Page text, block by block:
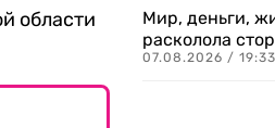
области
Мир, деньги,
расколола
07.08.2026 / 19:33